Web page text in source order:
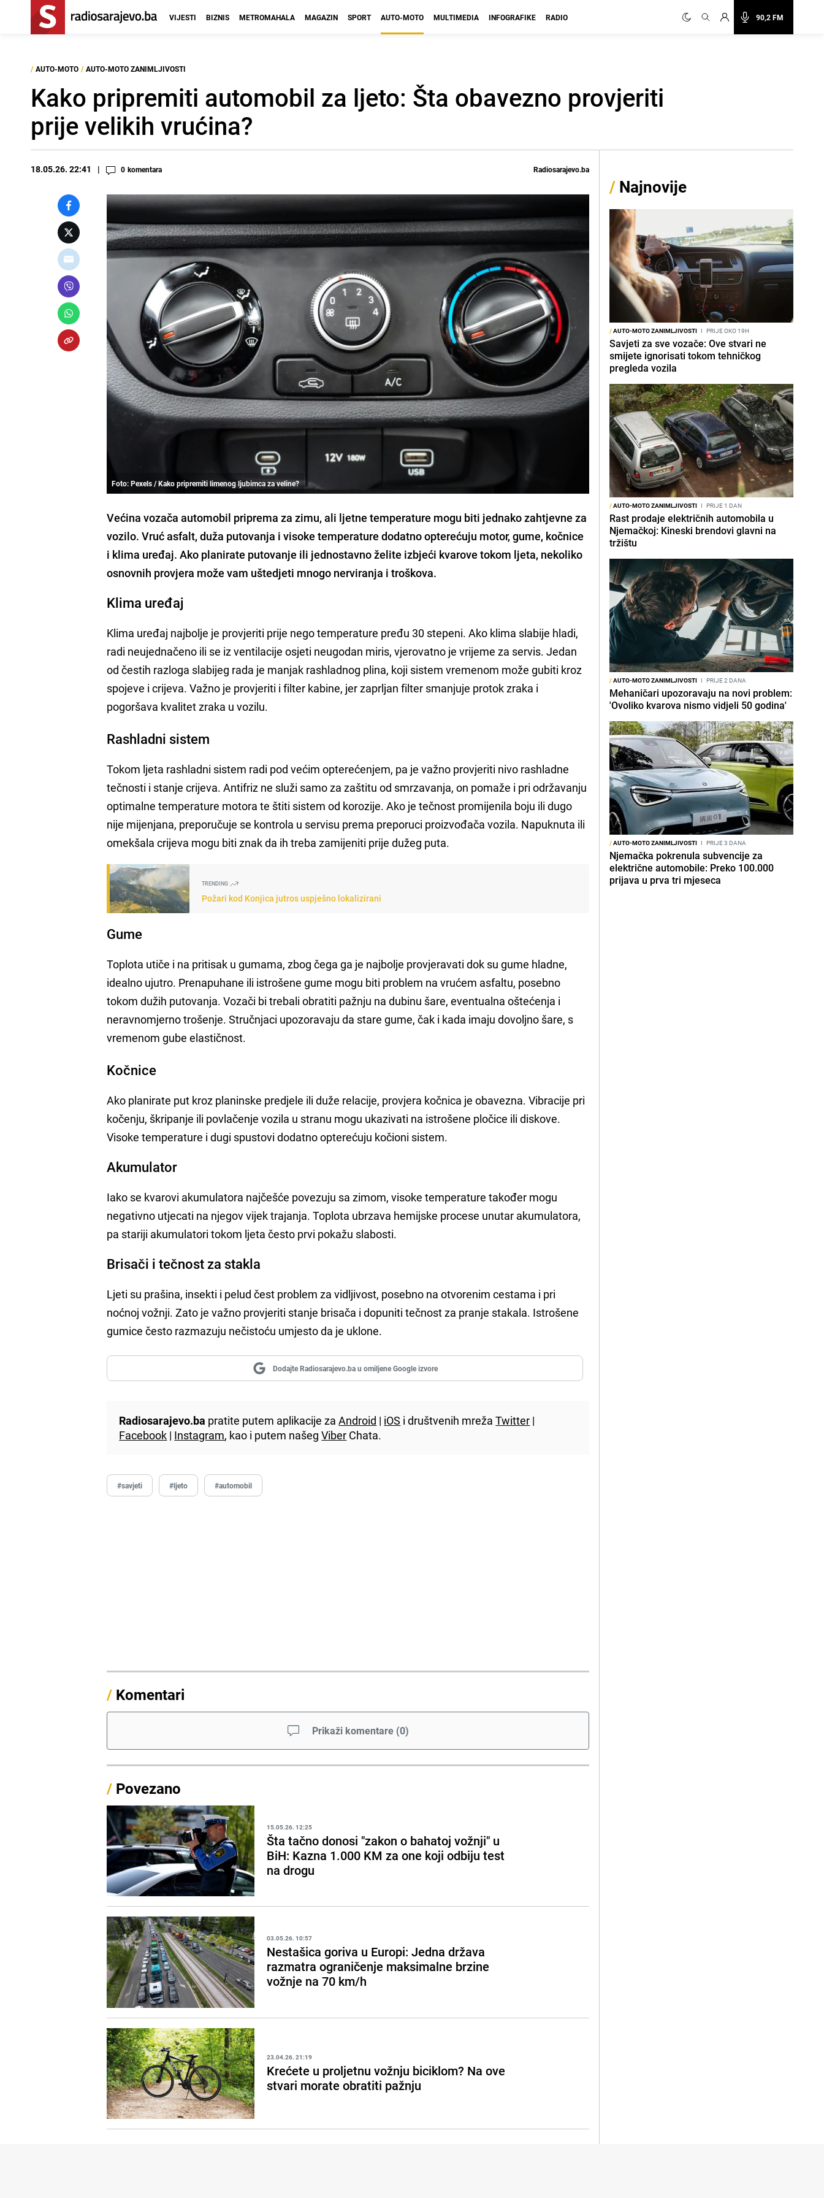
90,2 FM
VIJESTI BIZNIS METROMAHALA MAGAZIN SPORT AUTO-MOTO MULTIMEDIA INFOGRAFIKE RADIO
/ AUTO-MOTO / AUTO-MOTO ZANIMLJIVOSTI
Kako pripremiti automobil za ljeto: Šta obavezno provjeriti
prije velikih vrućina?
18.05.26. 22:41 0 komentara Radiosarajevo.ba
Foto: Pexels / Kako pripremiti limenog ljubimca za veline?
Većina vozača automobil priprema za zimu, ali ljetne temperature mogu biti jednako zahtjevne za
vozilo. Vruć asfalt, duža putovanja i visoke temperature dodatno opterećuju motor, gume, kočnice
i klima uređaj. Ako planirate putovanje ili jednostavno želite izbjeći kvarove tokom ljeta, nekoliko
osnovnih provjera može vam uštedjeti mnogo nerviranja i troškova.
Klima uređaj
Klima uređaj najbolje je provjeriti prije nego temperature pređu 30 stepeni. Ako klima slabije hladi,
radi neujednačeno ili se iz ventilacije osjeti neugodan miris, vjerovatno je vrijeme za servis. Jedan
od čestih razloga slabijeg rada je manjak rashladnog plina, koji sistem vremenom može gubiti kroz
spojeve i crijeva. Važno je provjeriti i filter kabine, jer zaprljan filter smanjuje protok zraka i
pogoršava kvalitet zraka u vozilu.
Rashladni sistem
Tokom ljeta rashladni sistem radi pod većim opterećenjem, pa je važno provjeriti nivo rashladne
tečnosti i stanje crijeva. Antifriz ne služi samo za zaštitu od smrzavanja, on pomaže i pri održavanju
optimalne temperature motora te štiti sistem od korozije. Ako je tečnost promijenila boju ili dugo
nije mijenjana, preporučuje se kontrola u servisu prema preporuci proizvođača vozila. Napuknuta ili
omekšala crijeva mogu biti znak da ih treba zamijeniti prije dužeg puta.
TRENDING
Požari kod Konjica jutros uspješno lokalizirani
Gume
Toplota utiče i na pritisak u gumama, zbog čega ga je najbolje provjeravati dok su gume hladne,
idealno ujutro. Prenapuhane ili istrošene gume mogu biti problem na vrućem asfaltu, posebno
tokom dužih putovanja. Vozači bi trebali obratiti pažnju na dubinu šare, eventualna oštećenja i
neravnomjerno trošenje. Stručnjaci upozoravaju da stare gume, čak i kada imaju dovoljno šare, s
vremenom gube elastičnost.
Kočnice
Ako planirate put kroz planinske predjele ili duže relacije, provjera kočnica je obavezna. Vibracije pri
kočenju, škripanje ili povlačenje vozila u stranu mogu ukazivati na istrošene pločice ili diskove.
Visoke temperature i dugi spustovi dodatno opterećuju kočioni sistem.
Akumulator
Iako se kvarovi akumulatora najčešće povezuju sa zimom, visoke temperature također mogu
negativno utjecati na njegov vijek trajanja. Toplota ubrzava hemijske procese unutar akumulatora,
pa stariji akumulatori tokom ljeta često prvi pokažu slabosti.
Brisači i tečnost za stakla
Ljeti su prašina, insekti i pelud čest problem za vidljivost, posebno na otvorenim cestama i pri
noćnoj vožnji. Zato je važno provjeriti stanje brisača i dopuniti tečnost za pranje stakala. Istrošene
gumice često razmazuju nečistoću umjesto da je uklone.
Dodajte Radiosarajevo.ba u omiljene Google izvore
Radiosarajevo.ba pratite putem aplikacije zaAndroid | iOS i društvenih mrežaTwitter |
Facebook | Instagram, kao i putem našegViber Chata.
#savjeti #ljeto #automobil
/ Komentari
Prikaži komentare (0)
/ Povezano
15.05.26. 12:25
Šta tačno donosi "zakon o bahatoj vožnji" u
BiH: Kazna 1.000 KM za one koji odbiju test
na drogu
03.05.26. 10:57
Nestašica goriva u Europi: Jedna država
razmatra ograničenje maksimalne brzine
vožnje na 70 km/h
23.04.26. 21:19
Krećete u proljetnu vožnju biciklom? Na ove
stvari morate obratiti pažnju
/ Najnovije
/AUTO-MOTO ZANIMLJIVOSTI I PRIJE OKO 19H
Savjeti za sve vozače: Ove stvari ne
smijete ignorisati tokom tehničkog
pregleda vozila
/AUTO-MOTO ZANIMLJIVOSTI I PRIJE 1 DAN
Rast prodaje električnih automobila u
Njemačkoj: Kineski brendovi glavni na
tržištu
/AUTO-MOTO ZANIMLJIVOSTI I PRIJE 2 DANA
Mehaničari upozoravaju na novi problem:
'Ovoliko kvarova nismo vidjeli 50 godina'
/AUTO-MOTO ZANIMLJIVOSTI I PRIJE 3 DANA
Njemačka pokrenula subvencije za
električne automobile: Preko 100.000
prijava u prva tri mjeseca